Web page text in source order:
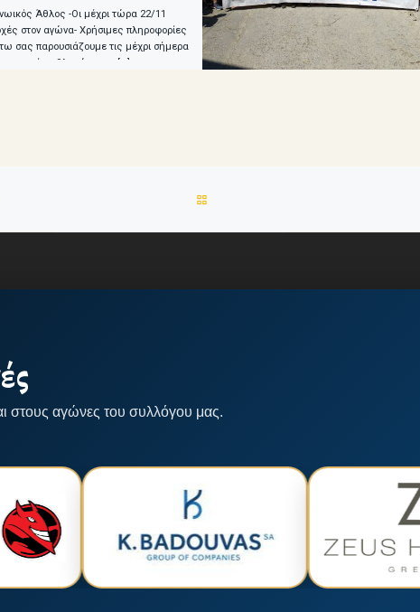
Άθλος -Οι μέχρι τώρα 22/11
στον αγώνα- Χρήσιμες πληροφορίες
σας παρουσιάζουμε τις μέχρι σήμερα
αθλητών στον […]
στους αγώνες του συλλόγου μας.